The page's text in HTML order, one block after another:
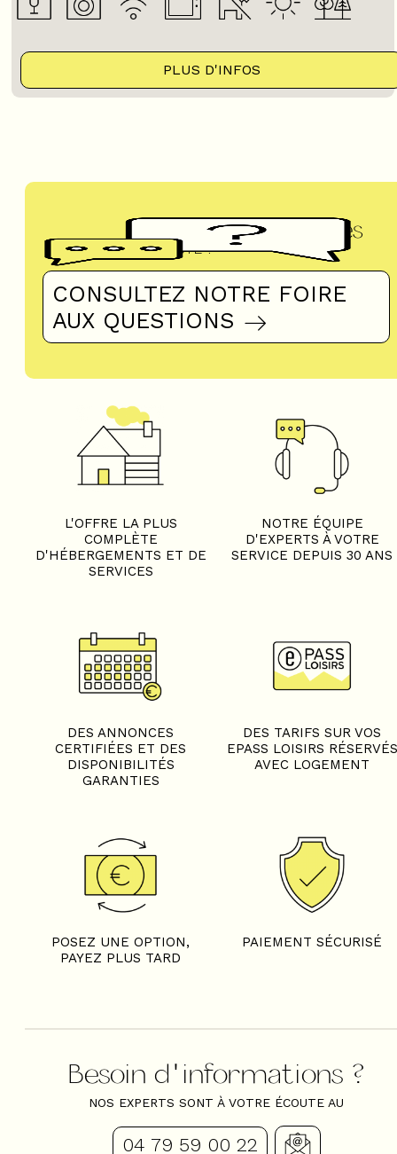
PLUS D'INFOS
Questions fréquentes
UN DOUTE ?
CONSULTEZ NOTRE FOIRE
AUX QUESTIONS
L'OFFRE LA PLUS
COMPLÈTE
D'HÉBERGEMENTS ET DE
SERVICES
NOTRE ÉQUIPE
D'EXPERTS À VOTRE
SERVICE DEPUIS 30 ANS
DES ANNONCES
CERTIFIÉES ET DES
DISPONIBILITÉS
GARANTIES
DES TARIFS SUR VOS
EPASS LOISIRS RÉSERVÉS
AVEC LOGEMENT
POSEZ UNE OPTION,
PAYEZ PLUS TARD
PAIEMENT SÉCURISÉ
Besoin d'informations ?
NOS EXPERTS SONT À VOTRE ÉCOUTE AU
04 79 59 00 22